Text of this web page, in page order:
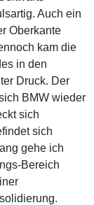
Auch ein
Oberkante
kam die
in den
Druck. Der
BMW wieder
sich
sich
gehe ich
Bereich